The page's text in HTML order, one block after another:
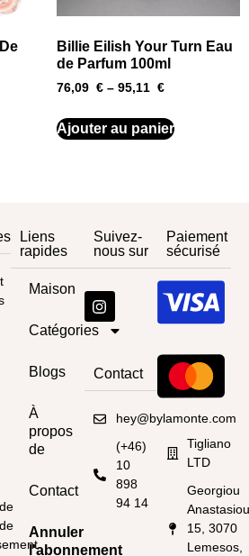
Billie Eilish Your Turn Eau
de Parfum 100ml
76,09 € – 95,11 €
Ajouter au panier
Liens
rapides
Maison
Catégories
Blogs
À
propos
de
Contact
Annuler
l'abonnement
Suivez-
nous sur
Contact
hey@bylamonte.com
(+46)
10
898
94 14
Paiement
sécurisé
Tigliano
LTD
Georgiou
Anastasiou
15, 3070
Lemesos,